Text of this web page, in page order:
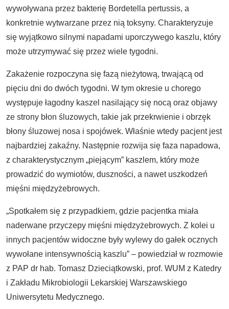
wywoływana przez bakterię Bordetella pertussis, a
konkretnie wytwarzane przez nią toksyny. Charakteryzuje
się wyjątkowo silnymi napadami uporczywego kaszlu, który
może utrzymywać się przez wiele tygodni.
Zakażenie rozpoczyna się fazą nieżytową, trwającą od
pięciu dni do dwóch tygodni. W tym okresie u chorego
występuje łagodny kaszel nasilający się nocą oraz objawy
ze strony błon śluzowych, takie jak przekrwienie i obrzęk
błony śluzowej nosa i spojówek. Właśnie wtedy pacjent jest
najbardziej zakaźny. Następnie rozwija się faza napadowa,
z charakterystycznym „piejącym” kaszlem, który może
prowadzić do wymiotów, duszności, a nawet uszkodzeń
mięśni międzyżebrowych.
„Spotkałem się z przypadkiem, gdzie pacjentka miała
naderwane przyczepy mięśni międzyżebrowych. Z kolei u
innych pacjentów widoczne były wylewy do gałek ocznych
wywołane intensywnością kaszlu” – powiedział w rozmowie
z PAP dr hab. Tomasz Dzieciątkowski, prof. WUM z Katedry
i Zakładu Mikrobiologii Lekarskiej Warszawskiego
Uniwersytetu Medycznego.